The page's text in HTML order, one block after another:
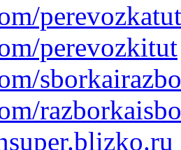
perevozkatut
perevozkitut